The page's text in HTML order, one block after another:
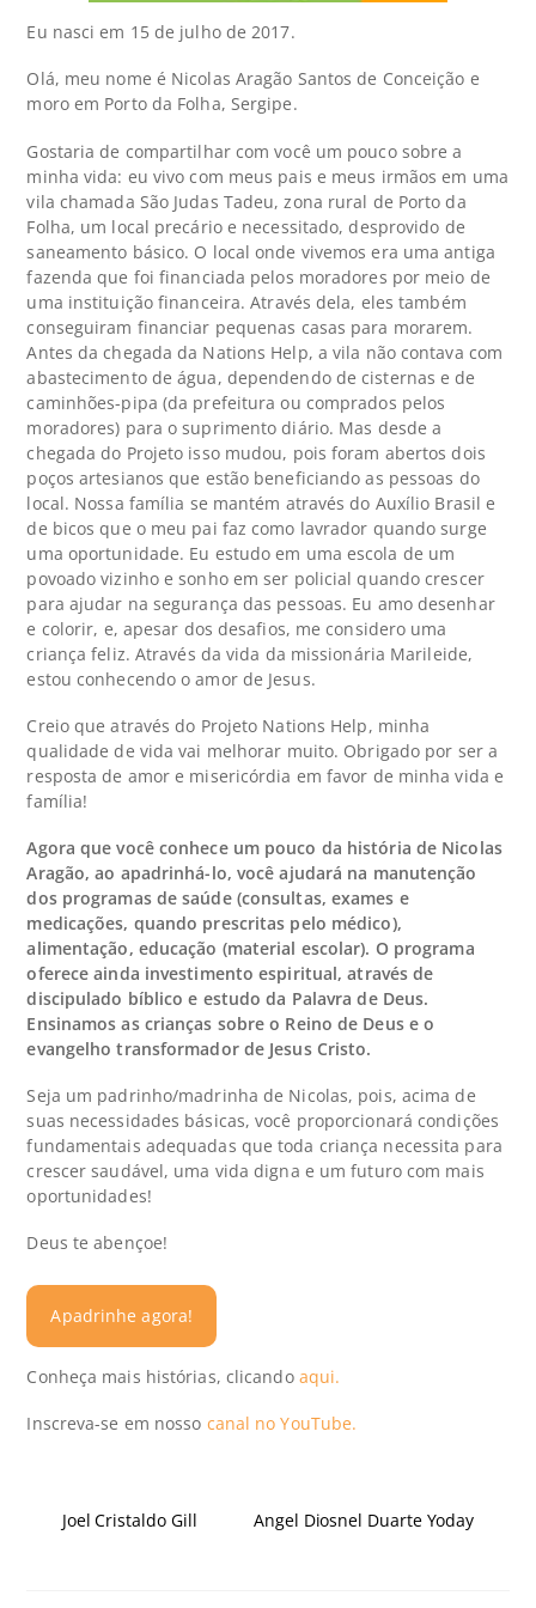
Eu nasci em 15 de julho de 2017.
Olá, meu nome é Nicolas Aragão Santos de Conceição e
moro em Porto da Folha, Sergipe.
Gostaria de compartilhar com você um pouco sobre a
minha vida: eu vivo com meus pais e meus irmãos em uma
vila chamada São Judas Tadeu, zona rural de Porto da
Folha, um local precário e necessitado, desprovido de
saneamento básico. O local onde vivemos era uma antiga
fazenda que foi financiada pelos moradores por meio de
uma instituição financeira. Através dela, eles também
conseguiram financiar pequenas casas para morarem.
Antes da chegada da Nations Help, a vila não contava com
abastecimento de água, dependendo de cisternas e de
caminhões-pipa (da prefeitura ou comprados pelos
moradores) para o suprimento diário. Mas desde a
chegada do Projeto isso mudou, pois foram abertos dois
poços artesianos que estão beneficiando as pessoas do
local. Nossa família se mantém através do Auxílio Brasil e
de bicos que o meu pai faz como lavrador quando surge
uma oportunidade. Eu estudo em uma escola de um
povoado vizinho e sonho em ser policial quando crescer
para ajudar na segurança das pessoas. Eu amo desenhar
e colorir, e, apesar dos desafios, me considero uma
criança feliz. Através da vida da missionária Marileide,
estou conhecendo o amor de Jesus.
Creio que através do Projeto Nations Help, minha
qualidade de vida vai melhorar muito. Obrigado por ser a
resposta de amor e misericórdia em favor de minha vida e
família!
Agora que você conhece um pouco da história de Nicolas
Aragão, ao apadrinhá-lo, você ajudará na manutenção
dos programas de saúde (consultas, exames e
medicações, quando prescritas pelo médico),
alimentação, educação (material escolar). O programa
oferece ainda investimento espiritual, através de
discipulado bíblico e estudo da Palavra de Deus.
Ensinamos as crianças sobre o Reino de Deus e o
evangelho transformador de Jesus Cristo.
Seja um padrinho/madrinha de Nicolas, pois, acima de
suas necessidades básicas, você proporcionará condições
fundamentais adequadas que toda criança necessita para
crescer saudável, uma vida digna e um futuro com mais
oportunidades!
Deus te abençoe!
Apadrinhe agora!
Conheça mais histórias, clicando aqui.
Inscreva-se em nosso canal no YouTube.
Joel Cristaldo Gill Angel Diosnel Duarte Yoday